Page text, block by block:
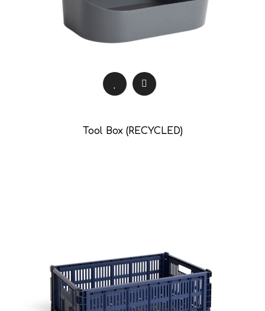
Tool Box (RECYCLED)